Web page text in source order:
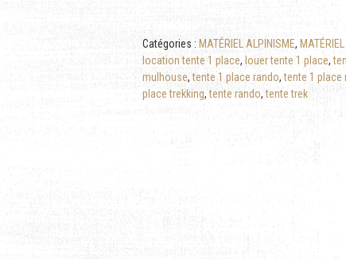
Catégories : MATÉRIEL ALPINISME,
location tente 1 place, louer tente 1 place,
mulhouse,tente 1 place rando,tente 1 place
place trekking,tente rando,tente trek